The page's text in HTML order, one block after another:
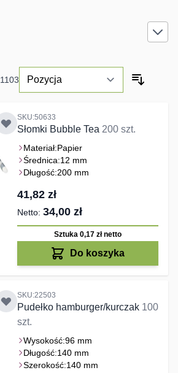
1103
SKU:50633
Słomki Bubble Tea 200 szt.
Materiał:Papier
Średnica:12 mm
Długość:200 mm
41,82 zł
34,00 zł
Sztuka 0,17 złnetto
Do koszyka
SKU:22503
Pudełko hamburger/kurczak 100
szt.
Wysokość:96 mm
Długość:140 mm
Szerokość:140 mm